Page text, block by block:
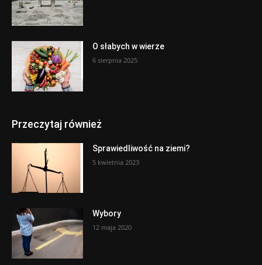
O słabych w wierze
6 sierpnia 2025
Przeczytaj również
Sprawiedliwość na ziemi?
5 kwietnia 2023
Wybory
12 maja 2020